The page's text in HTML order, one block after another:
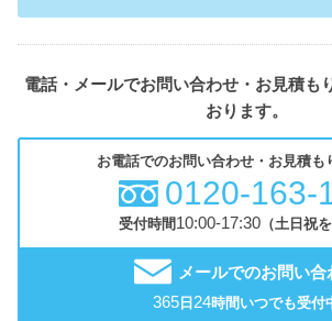
電話・メールでお問い合わせ・お見積も
おります。
お電話でのお問い合わせ・お見積も
0120-163-
受付時間10:00-17:30（土日祝を
メールでのお問い合
365 日 24時間いつでも受付